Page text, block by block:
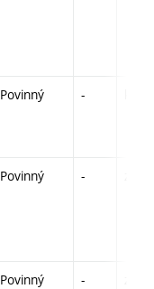
Povinný -
Povinný -
Povinný -